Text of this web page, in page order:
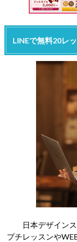
LINEで無料20レ
日本デザイン
プチレッスンや